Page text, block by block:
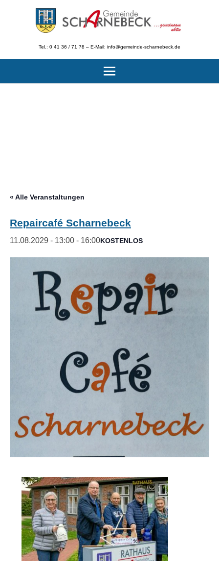
Tel.: 0 41 36 / 71 78 – E-Mail: info@gemeinde-scharnebeck.de
« Alle Veranstaltungen
Repaircafé Scharnebeck
11.08.2029 - 13:00 - 16:00KOSTENLOS